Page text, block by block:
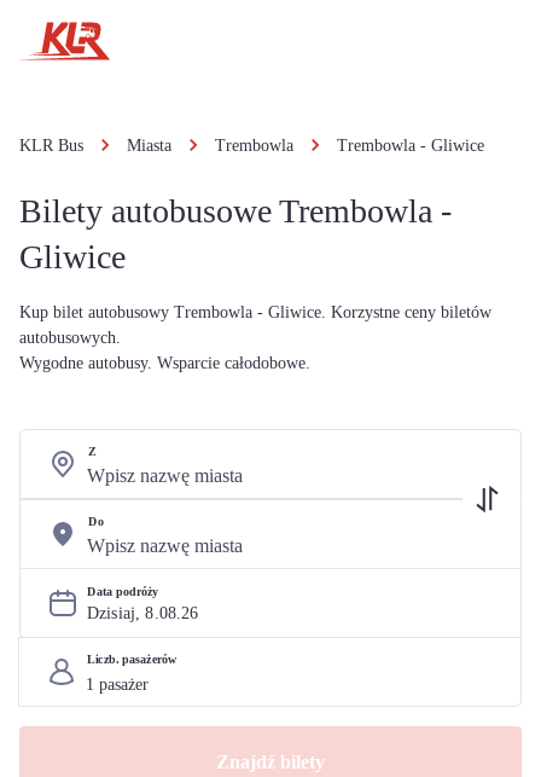
KLR Bus Miasta Trembowla Trembowla - Gliwice
Bilety autobusowe Trembowla -
Gliwice
Kup bilet autobusowy Trembowla - Gliwice. Korzystne ceny biletów
autobusowych.
Wygodne autobusy. Wsparcie całodobowe.
Z
Do
Data podróży
Dzisiaj, 8.08.26
Liczb. pasażerów
Znajdź bilety